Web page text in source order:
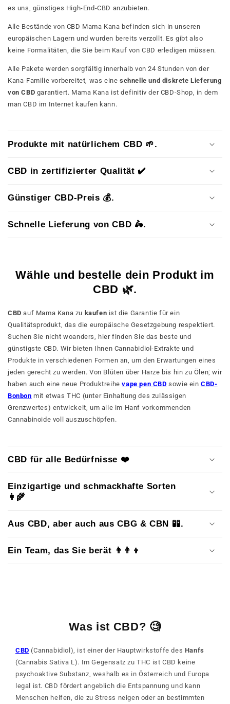
es uns, günstiges High-End-CBD anzubieten.
Alle Bestände von CBD Mama Kana befinden sich in unseren
europäischen Lagern und wurden bereits verzollt. Es gibt also
keine Formalitäten, die Sie beim Kauf von CBD erledigen müssen.
Alle Pakete werden sorgfältig innerhalb von 24 Stunden von der
Kana-Familie vorbereitet, was eineschnelle und diskrete Lieferung
von CBD garantiert. Mama Kana ist definitiv der CBD-Shop, in dem
man CBD im Internet kaufen kann.
Produkte mit natürlichem CBD 🌱.
CBD in zertifizierter Qualität ✔️
Günstiger CBD-Preis 💰.
Schnelle Lieferung von CBD 🛵.
Wähle und bestelle dein Produkt im
CBD 🌿.
CBD auf Mama Kana zu kaufen ist die Garantie für ein
Qualitätsprodukt, das die europäische Gesetzgebung respektiert.
Suchen Sie nicht woanders, hier finden Sie das beste und
günstigste CBD. Wir bieten Ihnen Cannabidiol-Extrakte und
Produkte in verschiedenen Formen an, um den Erwartungen eines
jeden gerecht zu werden. Von Blüten über Harze bis hin zu Ölen; wir
haben auch eine neue Produktreihevape pen CBD sowie einCBD-
Bonbon mit etwas THC (unter Einhaltung des zulässigen
Grenzwertes) entwickelt, um alle im Hanf vorkommenden
Cannabinoide voll auszuschöpfen.
CBD für alle Bedürfnisse ❤️
Einzigartige und schmackhafte Sorten
👩‍🌾
Aus CBD, aber auch aus CBG & CBN 🧪🧪.
Ein Team, das Sie berät 👨‍👨‍👦
Was ist CBD? 🧐
CBD (Cannabidiol), ist einer der Hauptwirkstoffe des Hanfs
(Cannabis Sativa L). Im Gegensatz zu THC ist CBD keine
psychoaktive Substanz, weshalb es in Österreich und Europa
legal ist. CBD fördert angeblich die Entspannung und kann
Menschen helfen, die zu Stress neigen oder an bestimmten